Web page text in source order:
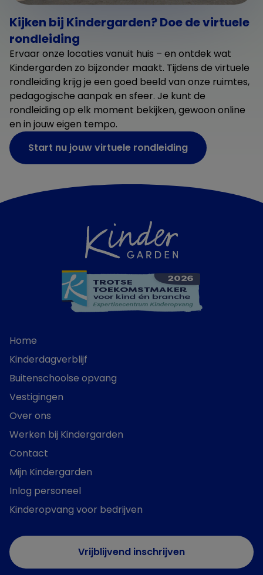
Kijken bij Kindergarden? Doe de virtuele
rondleiding
Ervaar onze locaties vanuit huis – en ontdek wat
Kindergarden zo bijzonder maakt. Tijdens de virtuele
rondleiding krijg je een goed beeld van onze ruimtes,
pedagogische aanpak en sfeer. Je kunt de
rondleiding op elk moment bekijken, gewoon online
en in jouw eigen tempo.
Start nu jouw virtuele rondleiding
Home
Kinderdagverblijf
Buitenschoolse opvang
Vestigingen
Over ons
Werken bij Kindergarden
Contact
Mijn Kindergarden
Inlog personeel
Kinderopvang voor bedrijven
Vrijblijvend inschrijven